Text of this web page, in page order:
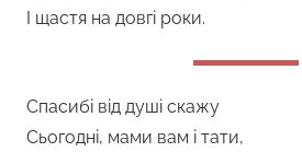
І щастя на довгі роки.
Спасибі від душі скажу
Сьогодні, мами вам і тати,